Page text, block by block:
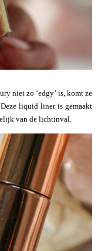
niet zo ‘edgy’ is, komt ze
liquid liner is gemaakt
van de lichtinval.